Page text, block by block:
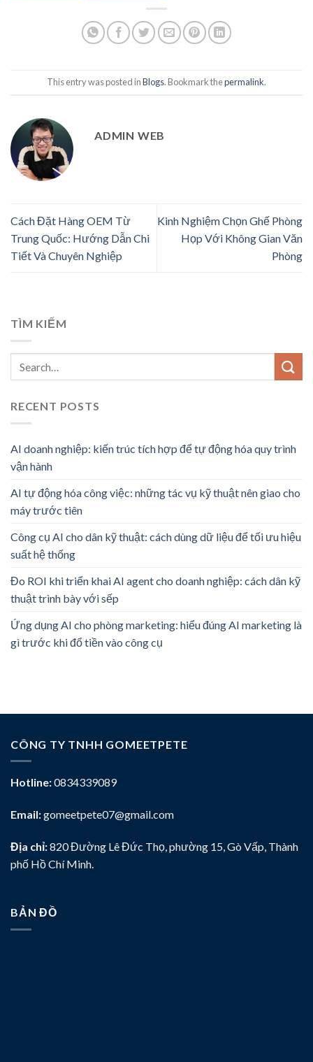
This entry was posted inBlogs. Bookmark thepermalink.
ADMIN WEB
Cách Đặt Hàng OEM Từ
Trung Quốc: Hướng Dẫn Chi
Tiết Và Chuyên Nghiệp
Kinh Nghiệm Chọn Ghế Phòng
Họp Với Không Gian Văn
Phòng
TÌM KIẾM
RECENT POSTS
AI doanh nghiệp: kiến trúc tích hợp để tự động hóa quy trình
vận hành
AI tự động hóa công việc: những tác vụ kỹ thuật nên giao cho
máy trước tiên
Công cụ AI cho dân kỹ thuật: cách dùng dữ liệu để tối ưu hiệu
suất hệ thống
Đo ROI khi triển khai AI agent cho doanh nghiệp: cách dân kỹ
thuật trình bày với sếp
Ứng dụng AI cho phòng marketing: hiểu đúng AI marketing là
gì trước khi đổ tiền vào công cụ
CÔNG TY TNHH GOMEETPETE
Hotline:0834339089
Email:gomeetpete07@gmail.com
Địa chỉ:820 Đường Lê Đức Thọ, phường 15, Gò Vấp, Thành
phố Hồ Chí Minh.
BẢN ĐỒ